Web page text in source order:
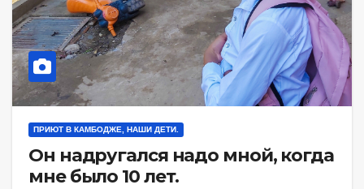
ПРИЮТ В КАМБОДЖЕ, НАШИ ДЕТИ.
Он надругался надо мной, когда
мне было 10 лет.